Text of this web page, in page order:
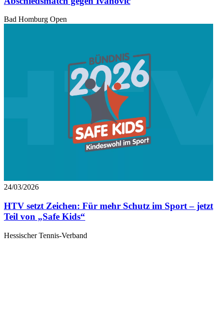
Bad Homburg Open
24/03/2026
HTV setzt Zeichen: Für mehr Schutz im Sport – jetzt
Teil von „Safe Kids“
Hessischer Tennis-Verband